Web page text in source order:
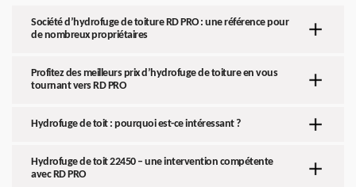
Société d’hydrofuge de toiture RD PRO : une référence pour
de nombreux propriétaires
Profitez des meilleurs prix d’hydrofuge de toiture en vous
tournant vers RD PRO
Hydrofuge de toit : pourquoi est-ce intéressant ?
Hydrofuge de toit 22450 – une intervention compétente
avec RD PRO